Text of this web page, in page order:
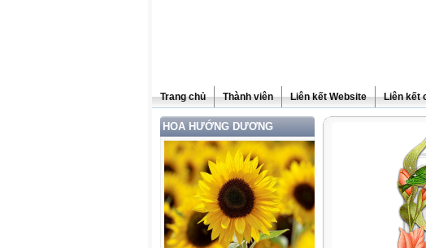
Trang chủ Thành viên Liên kết Website Liên kết
HOA HƯỚNG DƯƠNG